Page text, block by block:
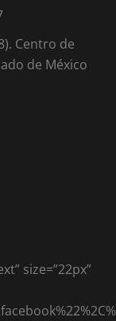
Centro de
de México
size=”22px”